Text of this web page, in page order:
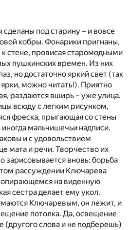
под старину – и вовсе
кобры. Фонарики пригнаны,
стене, провисая старомодными
пушкинских времен. Из них
но достаточно яркий свет (так
ярки, можно читать!). Приятно
раздаются вширь – уже улица.
всюду с легким рисунком,
фреска, прыгающая со стены
иногда мальчишечьи надписи.
и с удовольствием
мата и речи. Творчество их
зарисовывается вновь: борьба
рассуждении Ключарева
на виденную
сестра делает ему укол.
Ключаревым, он лежит, и
потолка. Да, освещение
(другого слова и не подберешь)